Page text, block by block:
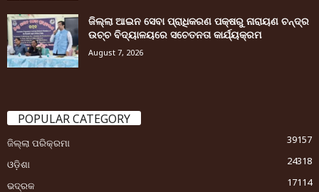
ଜିଲ୍ଲା ଆଇନ ସେବା ପ୍ରାଧିକରଣ ପକ୍ଷରୁ ନାରାୟଣ ଚନ୍ଦ୍ର
ଉଚ୍ଚ ବିଦ୍ୟାଳୟରେ ସଚେତନତା କାର୍ଯ୍ୟକ୍ରମ
August 7, 2026
POPULAR CATEGORY
ଜିଲ୍ଲା ପରିକ୍ରମା
39157
ଓଡ଼ିଶା
24318
ଭଦ୍ରକ
17114